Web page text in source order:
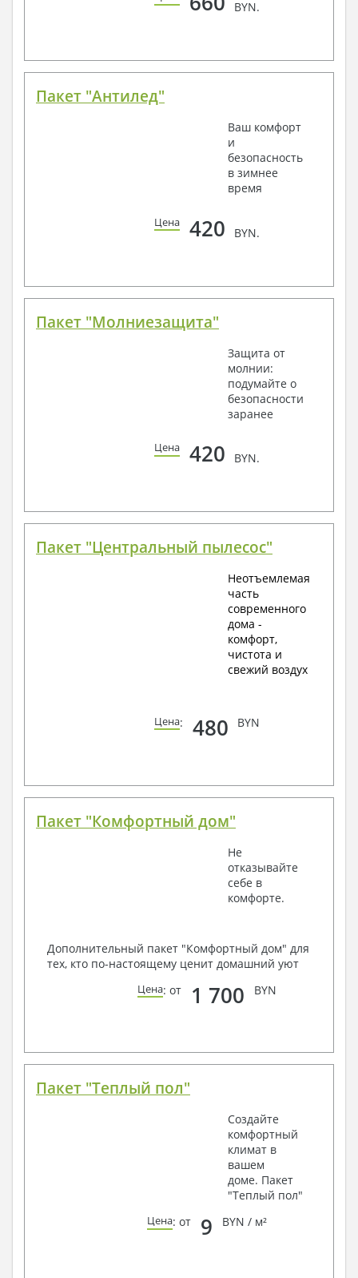
BYN.
Пакет "Антилед"
Ваш комфорт
и
безопасность
в зимнее
время
Цена 420 BYN.
Пакет "Молниезащита"
Защита от
молнии:
подумайте о
безопасности
заранее
Цена 420 BYN.
Пакет "Центральный пылесос"
Неотъемлемая
часть
современного
дома -
комфорт,
чистота и
свежий воздух
Цена: 480 BYN
Пакет "Комфортный дом"
Не
отказывайте
себе в
комфорте.
Дополнительный пакет "Комфортный дом" для
тех, кто по-настоящему ценит домашний уют
Цена: от 1 700 BYN
Пакет "Теплый пол"
Создайте
комфортный
климат в
вашем
доме. Пакет
"Теплый пол"
Цена: от 9 BYN / м²